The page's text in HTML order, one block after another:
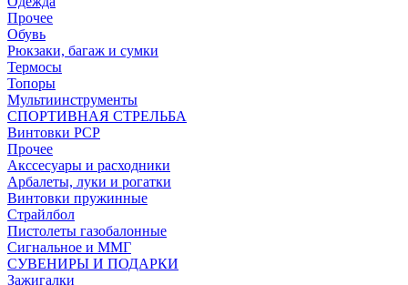
Прочее
Обувь
Рюкзаки, багаж и сумки
Термосы
Топоры
Мультиинструменты
СПОРТИВНАЯ СТРЕЛЬБА
Винтовки PCP
Прочее
Акссесуары и расходники
Арбалеты, луки и рогатки
Винтовки пружинные
Страйлбол
Пистолеты газобалонные
Сигнальное и ММГ
СУВЕНИРЫ И ПОДАРКИ
Зажигалки